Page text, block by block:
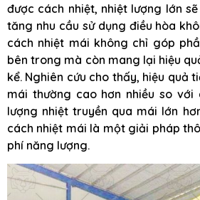
được cách nhiệt, nhiệt lượng lớn
tăng nhu cầu sử dụng điều hòa
cách nhiệt mái không chỉ góp
bên trong mà còn mang lại hiệu
kể. Nghiên cứu cho thấy, hiệu quả
mái thường cao hơn nhiều so với
lượng nhiệt truyền qua mái lớn
cách nhiệt mái là một giải pháp
phí năng lượng.